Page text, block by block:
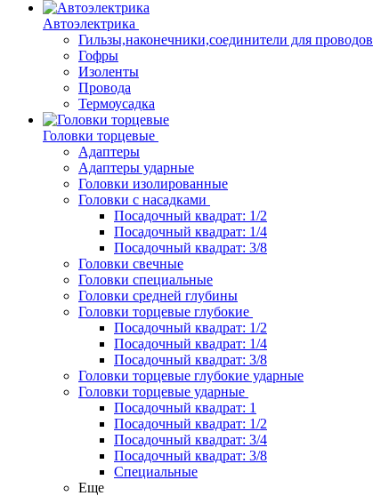
Автоэлектрика
Гильзы,наконечники,соединители для проводов
Гофры
Изоленты
Провода
Термоусадка
Головки торцевые
Адаптеры
Адаптеры ударные
Головки изолированные
Головки с насадками
Посадочный квадрат: 1/2
Посадочный квадрат: 1/4
Посадочный квадрат: 3/8
Головки свечные
Головки специальные
Головки средней глубины
Головки торцевые глубокие
Посадочный квадрат: 1/2
Посадочный квадрат: 1/4
Посадочный квадрат: 3/8
Головки торцевые глубокие ударные
Головки торцевые ударные
Посадочный квадрат: 1
Посадочный квадрат: 1/2
Посадочный квадрат: 3/4
Посадочный квадрат: 3/8
Специальные
Еще